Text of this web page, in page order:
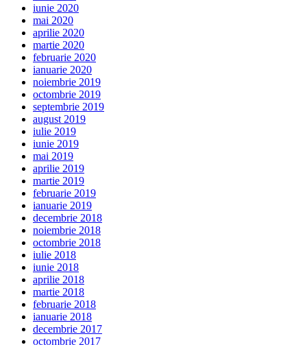
iunie 2020
mai 2020
aprilie 2020
martie 2020
februarie 2020
ianuarie 2020
noiembrie 2019
octombrie 2019
septembrie 2019
august 2019
iulie 2019
iunie 2019
mai 2019
aprilie 2019
martie 2019
februarie 2019
ianuarie 2019
decembrie 2018
noiembrie 2018
octombrie 2018
iulie 2018
iunie 2018
aprilie 2018
martie 2018
februarie 2018
ianuarie 2018
decembrie 2017
octombrie 2017